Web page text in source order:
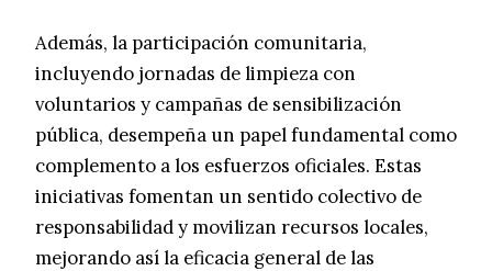
Además, la participación comunitaria,
incluyendo jornadas de limpieza con
voluntarios y campañas de sensibilización
pública, desempeña un papel fundamental como
complemento a los esfuerzos oficiales. Estas
iniciativas fomentan un sentido colectivo de
responsabilidad y movilizan recursos locales,
mejorando así la eficacia general de las